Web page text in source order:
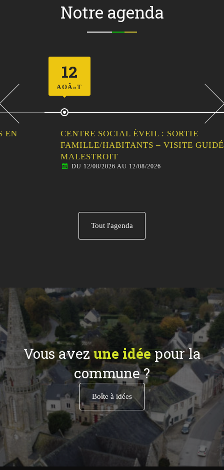
Notre agenda
AOÃ»T
CENTRE SOCIAL ÉVEIL : SORTIE
FAMILLE/HABITANTS – VISITE GUIDÉE DE
MALESTROIT
DU 12/08/2026 AU 12/08/2026
Tout l'agenda
Vous avezune idéepour la
commune ?
Boîte à idées